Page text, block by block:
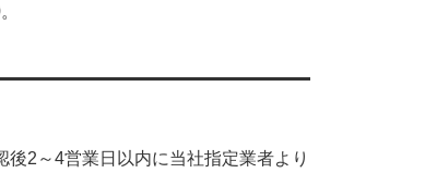
後2～4営業日以内に当社指定業者より